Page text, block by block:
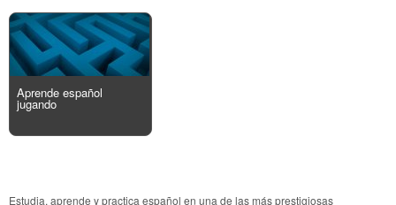
Aprende español
jugando
Estudia, aprende y practica español en una de las más prestigiosas